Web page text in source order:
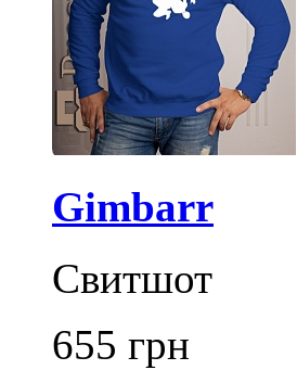
Gimbarr
Свитшот
655 грн